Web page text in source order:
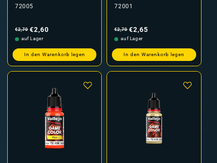
72005
Preis
€2,70 €2,60
auf Lager
In den Warenkorb legen
72001
Preis
€2,70 €2,65
auf Lager
In den Warenkorb legen